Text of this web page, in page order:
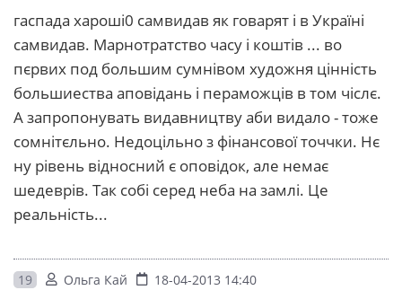
гаспада хароші0 самвидав як говарят і в Україні
самвидав. Марнотратство часу і коштів ... во
пєрвих под большим сумнівом художня цінність
большиества аповідань і пераможців в том чіслє.
А запропонувать видавництву аби видало - тоже
сомнітєльно. Недоцільно з фінансової точчки. Нє
ну рівень відносний є оповідок, але немає
шедеврів. Так собі серед неба на замлі. Це
реальність...
19 Ольга Кай 18-04-2013 14:40